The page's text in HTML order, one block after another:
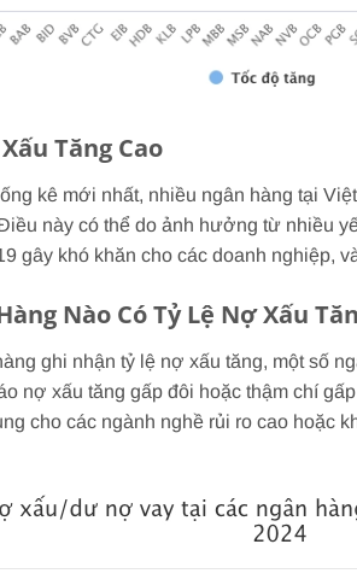
Tăng Cao
kê mới nhất, nhiều ngân hàng tại
này có thể do ảnh hưởng từ nhiều
gây khó khăn cho các doanh nghiệp,
Nào Có Tỷ Lệ Nợ Xấu
ghi nhận tỷ lệ nợ xấu tăng, một số
nợ xấu tăng gấp đôi hoặc thậm chí
cho các ngành nghề rủi ro cao hoặc